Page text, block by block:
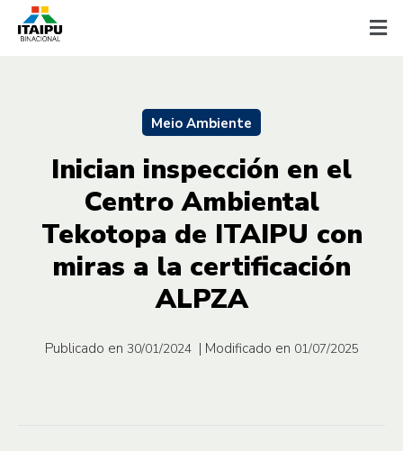
Meio Ambiente
Inician inspección en el
Centro Ambiental
Tekotopa de ITAIPU con
miras a la certificación
ALPZA
Publicado en 30/01/2024 | Modificado en 01/07/2025